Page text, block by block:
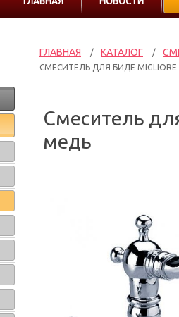
ГЛАВНАЯ / КАТАЛОГ /
СМЕСИТЕЛЬ ДЛЯ БИДЕ MIGLIORE
Смеситель
медь